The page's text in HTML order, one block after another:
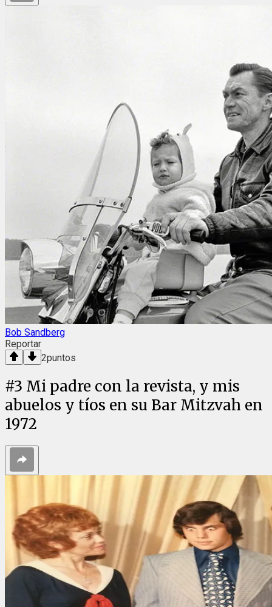
Bob Sandberg
Reportar
2puntos
#3 Mi padre con la revista, y mis
abuelos y tíos en su Bar Mitzvah en
1972